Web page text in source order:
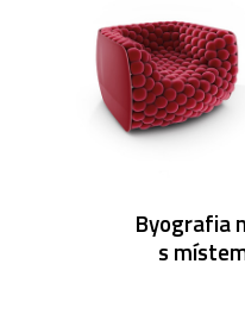
Byografia
s